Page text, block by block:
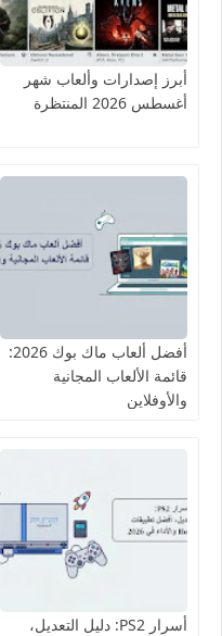
أبرز إصدارات وألعاب شهر
أغسطس 2026 المنتظرة
أفضل ألعاب ماك بوك 2026:
قائمة الألعاب المجانية
والأوفلاين
أسرار PS2: دليل التعديل،